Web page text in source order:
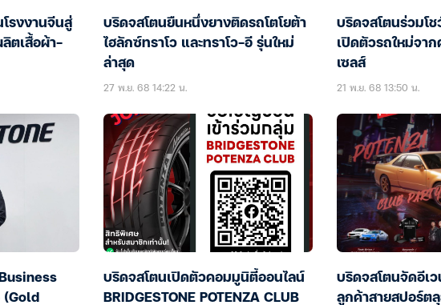
โรงงานจีนสู่
ตเสื้อผ้า-
บริดจสโตนยืนหนึ่งยางติดรถโตโยต้า
ไฮลักซ์ทราโว และทราโว-อี รุ่นใหม่
ล่าสุด
27 พ.ย. 68 14:22 น.
บริดจสโตนร่วมโช
เปิดตัวรถใหม่จา
เซลส์
21 พ.ย. 68 13:50 น.
บริดจสโตนเปิดตัวคอมมูนิตี้ออนไลน์
BRIDGESTONE POTENZA CLUB
บริดจสโตนจัดอีเ
ลูกค้าสายสปอร์ต